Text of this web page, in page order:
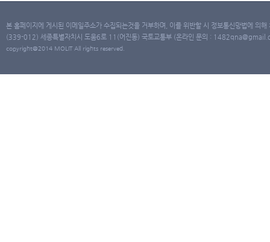
본 홈페이지에 게시된 이메일주소가 수집되는것을 거부하며, 이를 위반할 시 정보통신망법에 의
(339-012) 세종특별자치시 도움6로 11(어진동) 국토교통부 (온라인 문의 :
copyright@2014 MOLIT All rights reserved.